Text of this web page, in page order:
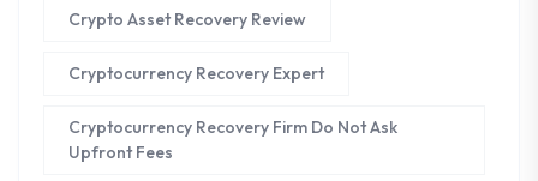
Crypto Asset Recovery Review
Cryptocurrency Recovery Expert
Cryptocurrency Recovery Firm Do Not Ask
Upfront Fees